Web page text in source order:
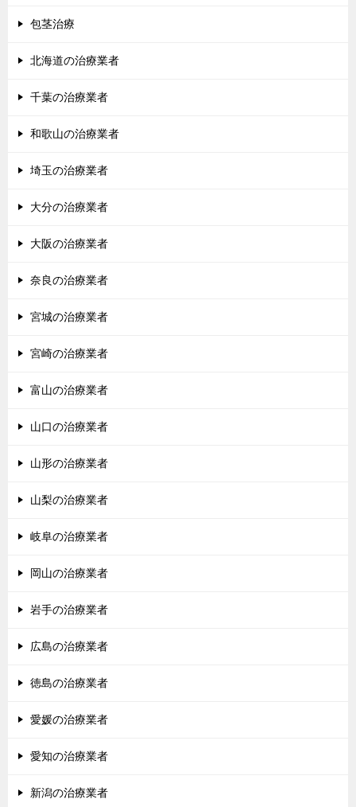
包茎治療
北海道の治療業者
千葉の治療業者
和歌山の治療業者
埼玉の治療業者
大分の治療業者
大阪の治療業者
奈良の治療業者
宮城の治療業者
宮崎の治療業者
富山の治療業者
山口の治療業者
山形の治療業者
山梨の治療業者
岐阜の治療業者
岡山の治療業者
岩手の治療業者
広島の治療業者
徳島の治療業者
愛媛の治療業者
愛知の治療業者
新潟の治療業者